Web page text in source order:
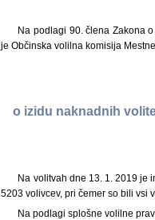
Na podlagi 90. člena Zakona
je Občinska volilna komisija
o izidu naknadnih
Na volitvah dne 13. 1. 2019 je
5203 volivcev, pri čemer so bili vsi
Na podlagi splošne volilne